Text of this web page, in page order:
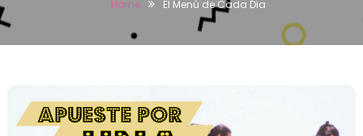
Home El Menú de Cada Dia